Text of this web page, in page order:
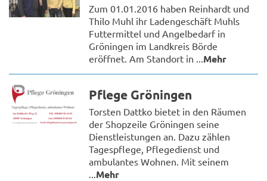
Zum 01.01.2016 haben Reinhardt und
Thilo Muhl ihr Ladengeschäft Muhls
Futtermittel und Angelbedarf in
Gröningen im Landkreis Börde
eröffnet. Am Standort in ... Mehr
Pflege Gröningen
Torsten Dattko bietet in den Räumen
der Shopzeile Gröningen seine
Dienstleistungen an. Dazu zählen
Tagespflege, Pflegedienst und
ambulantes Wohnen. Mit seinem
Mehr